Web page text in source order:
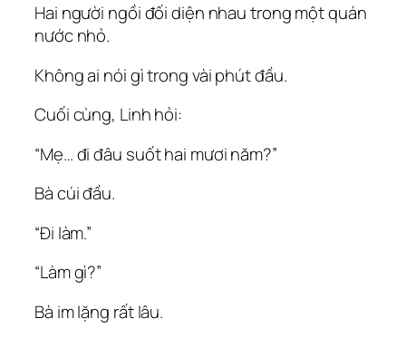
Hai người ngồi đối diện nhau trong một quán
nước nhỏ.
Không ai nói gì trong vài phút đầu.
Cuối cùng, Linh hỏi:
“Mẹ… đi đâu suốt hai mươi năm?”
Bà cúi đầu.
“Đi làm.”
“Làm gì?”
Bà im lặng rất lâu.